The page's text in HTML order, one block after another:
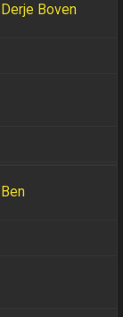
Derje Boven
Ben